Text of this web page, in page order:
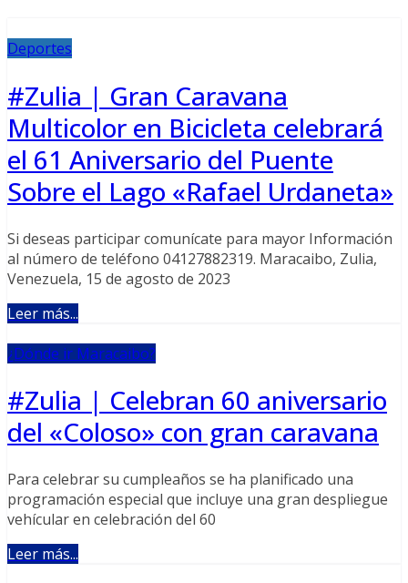
Deportes
#Zulia | Gran Caravana
Multicolor en Bicicleta celebrará
el 61 Aniversario del Puente
Sobre el Lago «Rafael Urdaneta»
Si deseas participar comunícate para mayor Información
al número de teléfono 04127882319. Maracaibo, Zulia,
Venezuela, 15 de agosto de 2023
Leer más...
¿Dónde ir Maracaibo?
#Zulia | Celebran 60 aniversario
del «Coloso» con gran caravana
Para celebrar su cumpleaños se ha planificado una
programación especial que incluye una gran despliegue
vehícular en celebración del 60
Leer más...